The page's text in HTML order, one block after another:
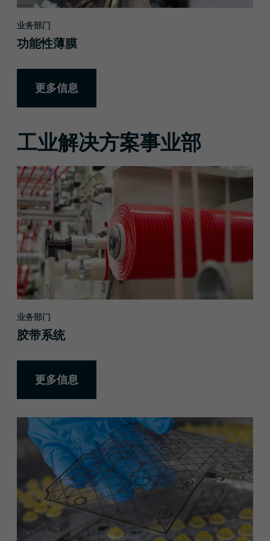
业务部门
功能性薄膜
更多信息
工业解决方案事业部
业务部门
胶带系统
更多信息
更多信息
更多信息